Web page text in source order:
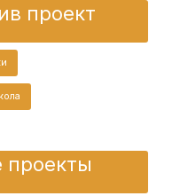
проект
проекты